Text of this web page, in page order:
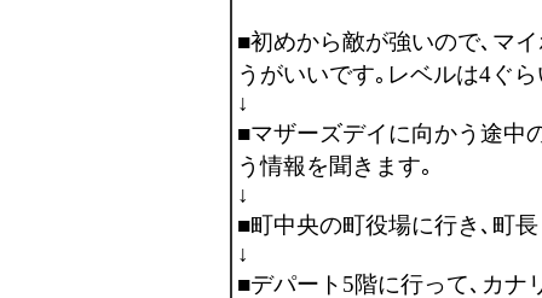
■初めから敵が強いので､マ
うがいいです｡レベルは4ぐ
↓
■マザーズデイに向かう途中
う情報を聞きます｡
↓
■町中央の町役場に行き､町
↓
■デパート5階に行って､カナ